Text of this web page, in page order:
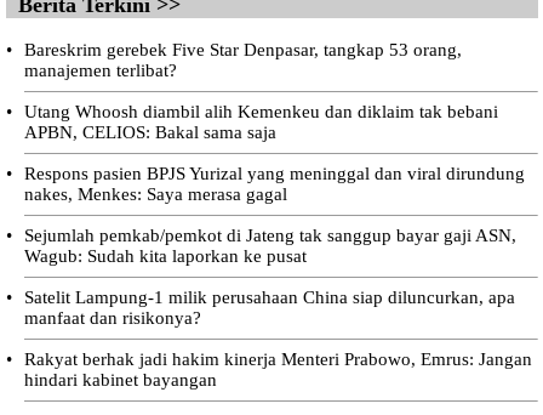
Berita Terkini >>
•
Bareskrim gerebek Five Star Denpasar, tangkap 53 orang,
manajemen terlibat?
•
Utang Whoosh diambil alih Kemenkeu dan diklaim tak bebani
APBN, CELIOS: Bakal sama saja
•
Respons pasien BPJS Yurizal yang meninggal dan viral dirundung
nakes, Menkes: Saya merasa gagal
•
Sejumlah pemkab/pemkot di Jateng tak sanggup bayar gaji ASN,
Wagub: Sudah kita laporkan ke pusat
•
Satelit Lampung-1 milik perusahaan China siap diluncurkan, apa
manfaat dan risikonya?
•
Rakyat berhak jadi hakim kinerja Menteri Prabowo, Emrus: Jangan
hindari kabinet bayangan